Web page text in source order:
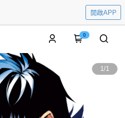
開啟APP
0
1/1